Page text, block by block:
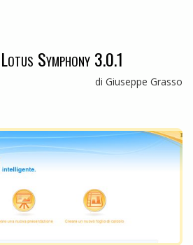
Symphony 3.0.1
di Giuseppe Grasso